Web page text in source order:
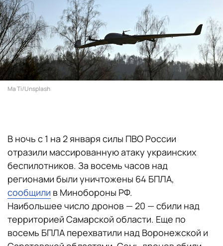
Ma Ti/Unsplash
В ночь с 1 на 2 января силы ПВО России
отразили массированную атаку украинских
беспилотников. За восемь часов над
регионами были уничтожены 64 БПЛА,
сообщили в Минобороны РФ.
Наибольшее число дронов — 20 — сбили над
территорией Самарской области. Еще по
восемь БПЛА перехватили над Воронежской и